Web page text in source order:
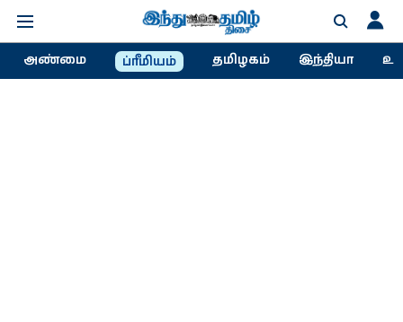
அண்மை ப்ரீமியம் தமிழகம் இந்தியா